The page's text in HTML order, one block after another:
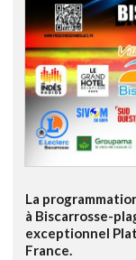
La
à Biscarrosse-
exceptionnel
France.